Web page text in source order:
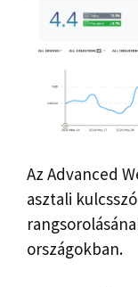
Az Advanced
asztali
országokban.